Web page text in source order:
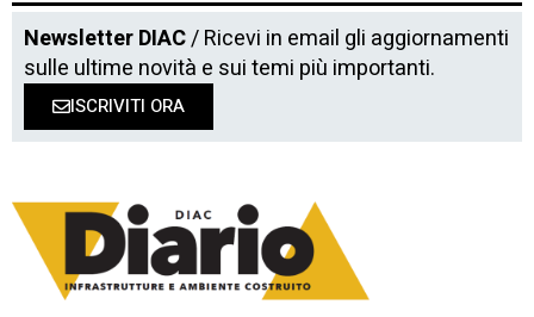
Newsletter DIAC/ Ricevi in email gli aggiornamenti
sulle ultime novità e sui temi più importanti.
ISCRIVITI ORA